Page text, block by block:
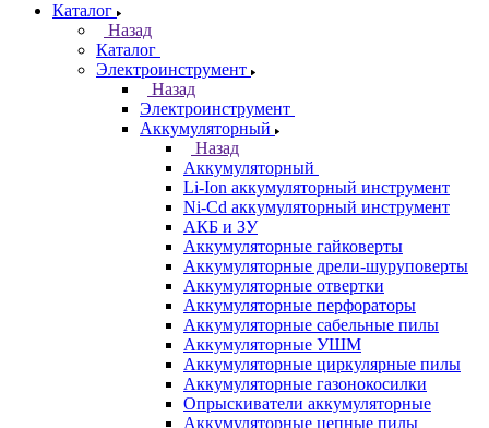
Каталог
Назад
Каталог
Электроинструмент
Назад
Электроинструмент
Аккумуляторный
Назад
Аккумуляторный
Li-Ion аккумуляторный инструмент
Ni-Cd аккумуляторный инструмент
АКБ и ЗУ
Аккумуляторные гайковерты
Аккумуляторные дрели-шуруповерты
Аккумуляторные отвертки
Аккумуляторные перфораторы
Аккумуляторные сабельные пилы
Аккумуляторные УШМ
Аккумуляторные циркулярные пилы
Аккумуляторные газонокосилки
Опрыскиватели аккумуляторные
Аккумуляторные цепные пилы